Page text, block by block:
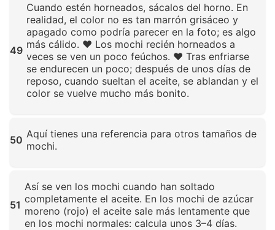
49
Cuando estén horneados, sácalos del horno. En
realidad, el color no es tan marrón grisáceo y
apagado como podría parecer en la foto; es algo
más cálido. ❤️ Los mochi recién horneados a
veces se ven un poco feúchos. ❤️ Tras enfriarse
se endurecen un poco; después de unos días de
reposo, cuando sueltan el aceite, se ablandan y el
color se vuelve mucho más bonito.
50 Aquí tienes una referencia para otros tamaños de
mochi.
51
Así se ven los mochi cuando han soltado
completamente el aceite. En los mochi de azúcar
moreno (rojo) el aceite sale más lentamente que
en los mochi normales: calcula unos 3–4 días.